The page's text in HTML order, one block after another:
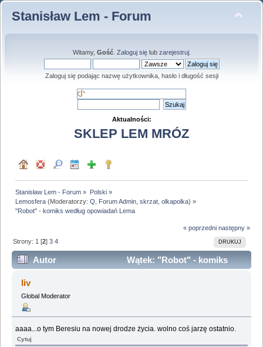
Stanisław Lem - Forum
Witamy, Gość. Zaloguj sięlub zarejestruj.
Zaloguj się podając nazwę użytkownika, hasło i długość sesji
Aktualności:
SKLEP LEM MRÓZ
Stanisław Lem - Forum » Polski»
Lemosfera (Moderatorzy:Q Forum Admin ,skrzat ,olkapolka) »
"Robot" - komiks według opowiadań Lema
« poprzedni następny »
DRUKUJ
Strony: 1 [2]3 4
Autor
Wątek: "Robot" - komiks
według opowiadań Lema (Przeczytany 152769 razy)
liv
Global Moderator
aaaa...o tym Beresiu na nowej drodze życia. wolno coś jarzę ostatnio.
Cytuj